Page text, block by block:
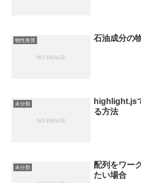
物性推算 石油成分の
未分類
highlight.js
る方法
未分類
配列をワー
たい場合